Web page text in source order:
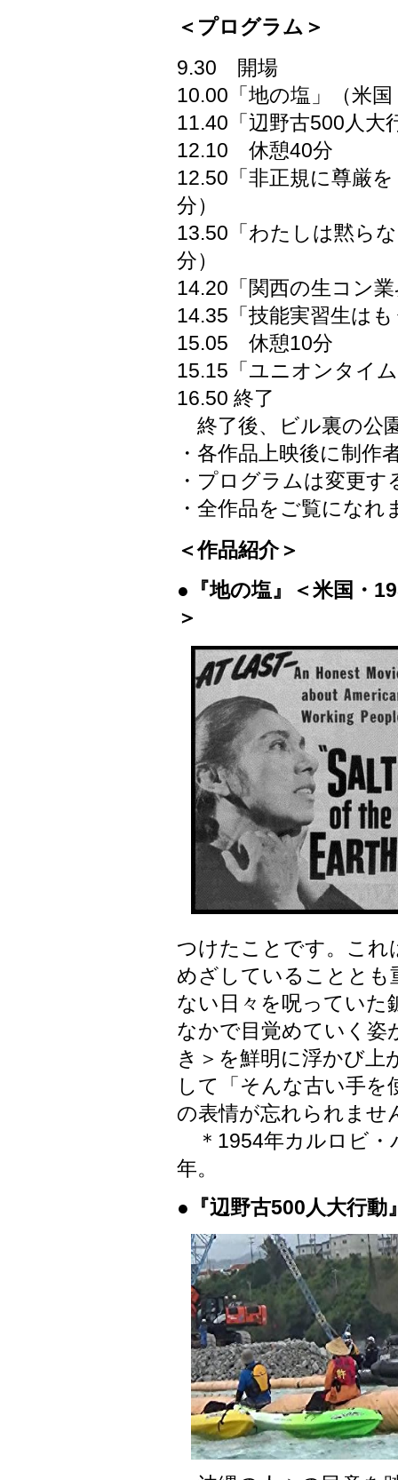
＜プログラム＞
9.30 開場
10.00「地の塩」（米
11.40「辺野古500人大
12.10 休憩40分
12.50「非正規に尊厳
分）
13.50「わたしは黙ら
分）
14.20「関西の生コン
14.35「技能実習生は
15.05 休憩10分
15.15「ユニオンタイ
16.50 終了
終了後、ビル裏の公
・各作品上映後に制
・プログラムは変更
・全作品をご覧になれ
＜作品紹介＞
●『地の塩』＜米国・
＞
つけたことです。これ
めざしていることとも
ない日々を呪っていた
なかで目覚めていく姿
き＞を鮮明に浮かび
して「そんな古い手
の表情が忘れられませ
＊1954年カルロビ・
年。
●『辺野古500人大行